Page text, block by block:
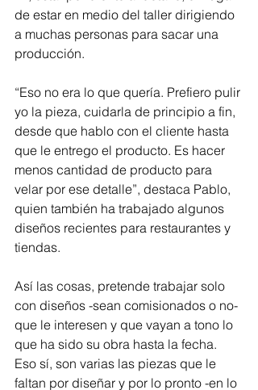
de estar en medio del taller dirigiendo
a muchas personas para sacar una
producción.
“Eso no era lo que quería. Prefiero pulir
yo la pieza, cuidarla de principio a fin,
desde que hablo con el cliente hasta
que le entrego el producto. Es hacer
menos cantidad de producto para
velar por ese detalle”, destaca Pablo,
quien también ha trabajado algunos
diseños recientes para restaurantes y
tiendas.
Así las cosas, pretende trabajar solo
con diseños -sean comisionados o no-
que le interesen y que vayan a tono lo
que ha sido su obra hasta la fecha.
Eso sí, son varias las piezas que le
faltan por diseñar y por lo pronto -en lo